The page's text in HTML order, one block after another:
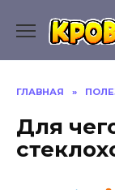
содержанию
ГЛАВНАЯ »
Для